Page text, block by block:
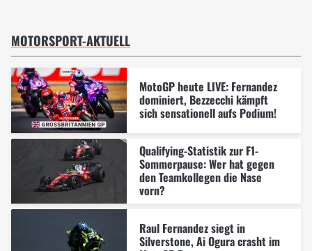
MOTORSPORT-AKTUELL
MotoGP heute LIVE: Fernandez
dominiert, Bezzecchi kämpft
sich sensationell aufs Podium!
Qualifying-Statistik zur F1-
Sommerpause: Wer hat gegen
den Teamkollegen die Nase
vorn?
Raul Fernandez siegt in
Silverstone, Ai Ogura crasht im